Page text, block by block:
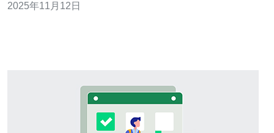
步骤指南，帮助用户更好地利用马来西亚的VPS服务。 2.
2025年11月12日